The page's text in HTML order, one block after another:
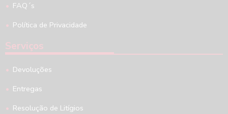
FAQ´s
Política de Privacidade
Serviços
Devoluções
Entregas
Resolução de Litígios